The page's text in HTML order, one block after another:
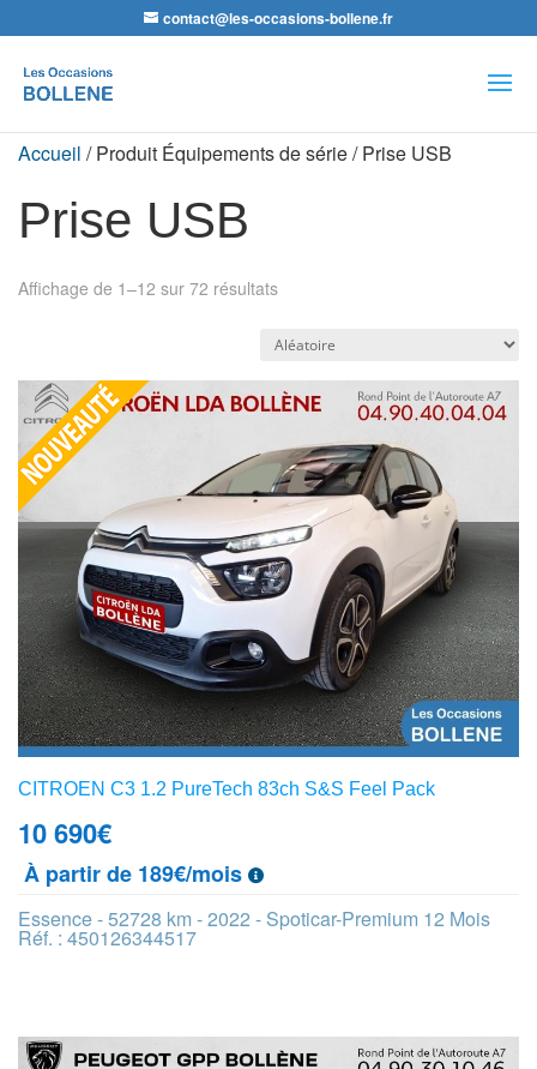
contact@les-occasions-bollene.fr
de
produits
Accueil / Produit Équipements de série / Prise USB
Prise USB
Affichage de 1–12 sur 72 résultats
CITROEN C3 1.2 PureTech 83ch S&S Feel Pack
10 690€
À partir de 189€/mois
Essence - 52728 km - 2022 - Spoticar-Premium 12 Mois
Réf. : 450126344517